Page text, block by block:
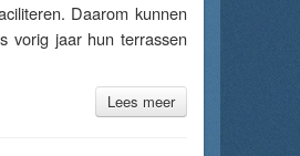
Daarom kunnen
vorig jaar hun terrassen
Lees meer